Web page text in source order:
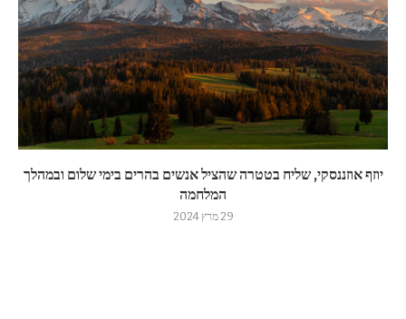
יוזף אוזננסקי, שליח בטטרה שהציל אנשים בהרים בימי שלום ובמהלך
המלחמה
29 מרץ 2024